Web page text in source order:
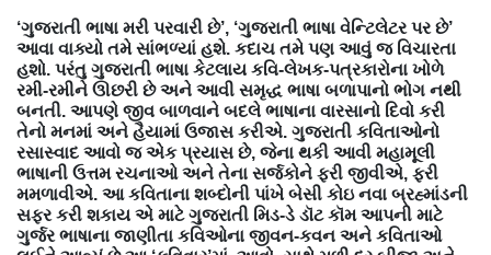
‘ગુજરાતી ભાષા મરી પરવારી છે’, ‘ગુજરાતી ભાષા વેન્ટિલેટર પર છે’
આવા વાક્યો તમે સાંભળ્યાં હશે. કદાચ તમે પણ આવું જ વિચારતા
હશો. પરંતુ ગુજરાતી ભાષા કેટલાય કવિ-લેખક-પત્રકારોના ખોળે
રમી-રમીને ઊછરી છે અને આવી સમૃદ્ધ ભાષા બળાપાનો ભોગ નથી
બનતી. આપણે જીવ બાળવાને બદલે ભાષાના વારસાનો દિવો કરી
તેનો મનમાં અને હૈયામાં ઉજાસ કરીએ. ગુજરાતી કવિતાઓનો
રસાસ્વાદ આવો જ એક પ્રયાસ છે, જેના થકી આવી મહામૂલી
ભાષાની ઉત્તમ રચનાઓ અને તેના સર્જકોને ફરી જીવીએ, ફરી
મમળાવીએ. આ કવિતાના શબ્દોની પાંખે બેસી કોઇ નવા બ્રહ્માંડની
સફર કરી શકાય એ માટે ગુજરાતી મિડ-ડે ડૉટ કૉમ આપની માટે
ગુર્જર ભાષાના જાણીતા કવિઓના જીવન-કવન અને કવિતાઓ